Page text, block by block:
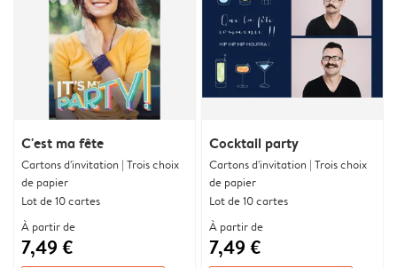
C'est ma fête
Cartons d'invitation | Trois choix
de papier
Lot de 10 cartes
À partir de
7,49 €
Cocktail party
Cartons d'invitation | Trois choix
de papier
Lot de 10 cartes
À partir de
7,49 €